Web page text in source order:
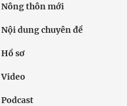
Nông thôn mới
Nội dung chuyên đề
Hồ sơ
Video
Podcast